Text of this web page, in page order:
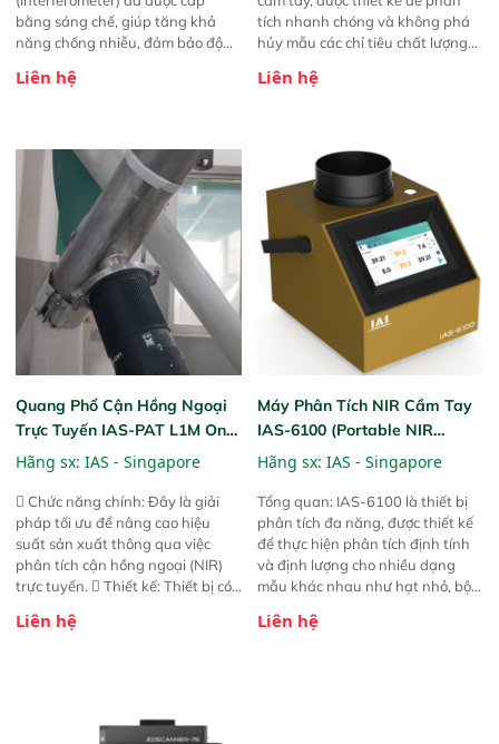
bằng sáng chế, giúp tăng khả
năng chống nhiễu, đảm bảo độ
Phạm vi ứng dụng rộng: Đáp ứng
ngành công nghiệp khác nhau. 
Độ nhạy cao: Trang bị đầu dò
InGaAs độ nhạy cao, cung cấp
phản hồi phổ tuyến tính đầy đủ,
đảm bảo độ chính xác và khả
năng lặp lại tối ưu.
Liên hệ
tích nhanh chóng và không phá
hủy mẫu các chỉ tiêu chất lượng
Thiết bị linh hoạt cho nhiều kịch
trực tiếp ngoài đồng ruộng.
Liên hệ
Quang Phổ Cận Hồng Ngoại
Trực Tuyến IAS-PAT L1M On-
Line NIR
Hãng sx: IAS - Singapore
 Chức năng chính: Đây là giải
pháp tối ưu để nâng cao hiệu
suất sản xuất thông qua việc
phân tích cận hồng ngoại (NIR)
trực tuyến.  Thiết kế: Thiết bị có
hỗ trợ tản nhiệt tăng cường và đã
liệu để tăng chỉ số ROI cho doanh
Liên hệ
Máy Phân Tích NIR Cầm Tay
IAS-6100 (Portable NIR
Analyzer)
Hãng sx: IAS - Singapore
Tổng quan: IAS-6100 là thiết bị
phân tích đa năng, được thiết kế
để thực hiện phân tích định tính
và định lượng cho nhiều dạng
mẫu khác nhau như hạt nhỏ, bột,
này cho phép bất kỳ ai cũng có
Liên hệ